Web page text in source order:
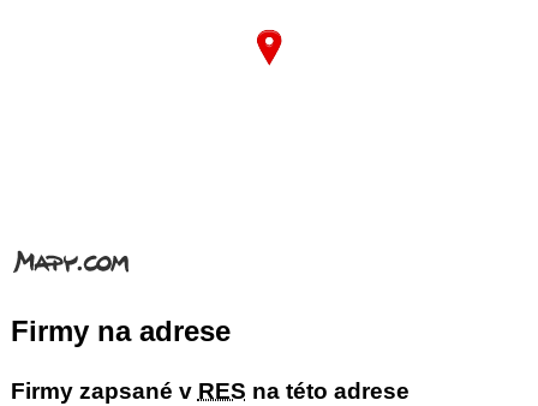
Firmy na adrese
Firmy zapsané v RES na této adrese